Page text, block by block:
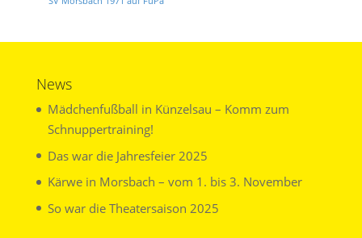
News
Mädchenfußball in Künzelsau – Komm zum
Schnuppertraining!
Das war die Jahresfeier 2025
Kärwe in Morsbach – vom 1. bis 3. November
So war die Theatersaison 2025